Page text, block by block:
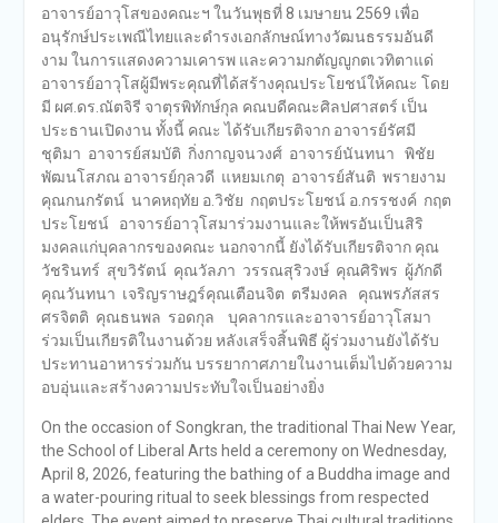
อาจารย์อาวุโสของคณะฯ ในวันพุธที่ 8 เมษายน 2569 เพื่อ
อนุรักษ์ประเพณีไทยและดำรงเอกลักษณ์ทางวัฒนธรรมอันดี
งาม ในการแสดงความเคารพ และความกตัญญูกตเวทิตาแด่
อาจารย์อาวุโสผู้มีพระคุณที่ได้สร้างคุณประโยชน์ให้คณะ โดย
มี ผศ.ดร.ณัตจิรี จาตุรพิทักษ์กุล คณบดีคณะศิลปศาสตร์ เป็น
ประธานเปิดงาน ทั้งนี้ คณะ ได้รับเกียรติจาก อาจารย์รัศมี
ชุติมา อาจารย์สมบัติ กิ่งกาญจนวงศ์ อาจารย์นันทนา พิชัย
พัฒนโสภณ อาจารย์กุลวดี แหยมเกตุ อาจารย์สันติ พรายงาม
คุณกนกรัตน์ นาคหฤทัย อ.วิชัย กฤตประโยชน์ อ.กรรชงค์ กฤต
ประโยชน์ อาจารย์อาวุโสมาร่วมงานและให้พรอันเป็นสิริ
มงคลแก่บุคลากรของคณะ นอกจากนี้ ยังได้รับเกียรติจาก คุณ
วัชรินทร์ สุขวิรัตน์ คุณวัลภา วรรณสุริวงษ์ คุณศิริพร ผู้ภักดี
คุณวันทนา เจริญราษฎร์คุณเตือนจิต ตรีมงคล คุณพรภัสสร
ศรจิตติ คุณธนพล รอดกุล บุคลากรและอาจารย์อาวุโสมา
ร่วมเป็นเกียรติในงานด้วย หลังเสร็จสิ้นพิธี ผู้ร่วมงานยังได้รับ
ประทานอาหารร่วมกัน บรรยากาศภายในงานเต็มไปด้วยความ
อบอุ่นและสร้างความประทับใจเป็นอย่างยิ่ง
On the occasion of Songkran, the traditional Thai New Year,
the School of Liberal Arts held a ceremony on Wednesday,
April 8, 2026, featuring the bathing of a Buddha image and
a water-pouring ritual to seek blessings from respected